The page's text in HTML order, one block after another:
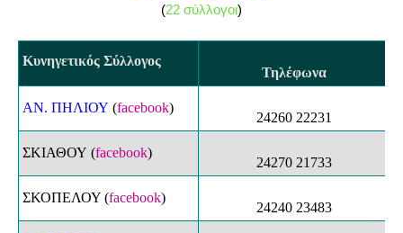
(22 σύλλογοι)
Κυνηγετικός Σύλλογος
Τηλέφωνα
ΑΝ. ΠΗΛΙΟΥ (facebook)
24260 22231
ΣΚΙΑΘΟΥ (facebook)
24270 21733
ΣΚΟΠΕΛΟΥ (facebook)
24240 23483